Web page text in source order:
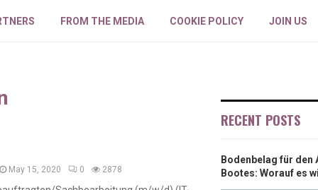
FROM THE MEDIA COOKIE POLICY JOIN US
May 15, 2020 0 2878
RECENT POSTS
Bodenbelag für den
Bootes: Worauf es